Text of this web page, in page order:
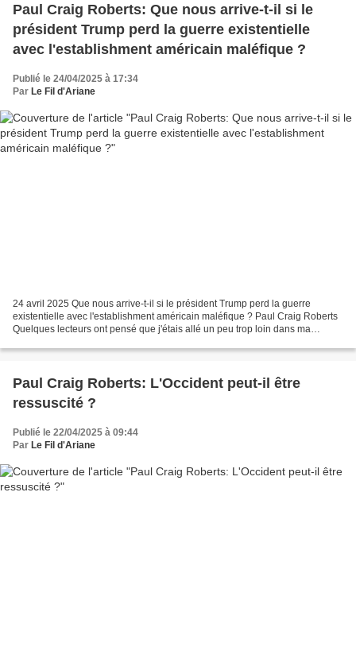
Paul Craig Roberts: Que nous arrive-t-il si le
président Trump perd la guerre existentielle
avec l'establishment américain maléfique ?
Publié le 24/04/2025 à 17:34
Par Le Fil d'Ariane
24 avril 2025 Que nous arrive-t-il si le président Trump perd la guerre
existentielle avec l'establishment américain maléfique ? Paul Craig Roberts
Quelques lecteurs ont pensé que j'étais allé un peu trop loin dans ma
Paul Craig Roberts: L'Occident peut-il être
ressuscité ?
Publié le 22/04/2025 à 09:44
Par Le Fil d'Ariane